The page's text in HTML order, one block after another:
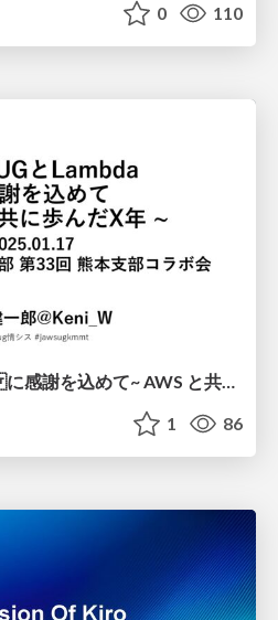
0 110
JAWS-UGとLambda に感謝を込めて ~ AWS と共に歩んだX年 ~/kmj-20260117
1 86